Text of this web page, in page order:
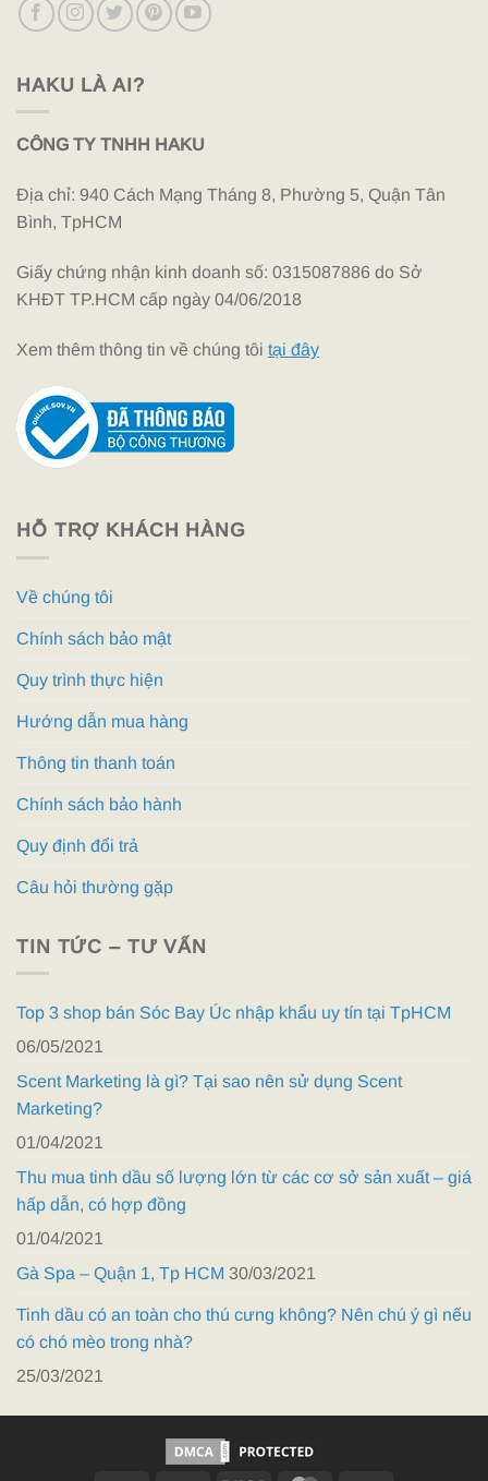
HAKU LÀ AI?
CÔNG TY TNHH HAKU
Địa chỉ: 940 Cách Mạng Tháng 8, Phường 5, Quận Tân
Bình, TpHCM
Giấy chứng nhận kinh doanh số: 0315087886 do Sở
KHĐT TP.HCM cấp ngày 04/06/2018
Xem thêm thông tin về chúng tôi tại đây
HỖ TRỢ KHÁCH HÀNG
Về chúng tôi
Chính sách bảo mật
Quy trình thực hiện
Hướng dẫn mua hàng
Thông tin thanh toán
Chính sách bảo hành
Quy định đổi trả
Câu hỏi thường gặp
TIN TỨC – TƯ VẤN
Top 3 shop bán Sóc Bay Úc nhập khẩu uy tín tại TpHCM
06/05/2021
Scent Marketing là gì? Tại sao nên sử dụng Scent
Marketing?
01/04/2021
Thu mua tinh dầu số lượng lớn từ các cơ sở sản xuất – giá
hấp dẫn, có hợp đồng
01/04/2021
Gà Spa – Quận 1, Tp HCM 30/03/2021
Tinh dầu có an toàn cho thú cưng không? Nên chú ý gì nếu
có chó mèo trong nhà?
25/03/2021